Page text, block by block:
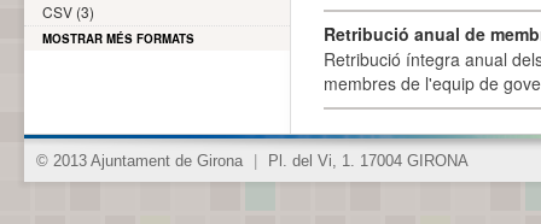
Retribució anual de
Retribució íntegra anual
membres de l'equip de
CSV (3)
MOSTRAR MÉS FORMATS
© 2013 Ajuntament de Girona Pl. del Vi, 1. 17004 GIRONA